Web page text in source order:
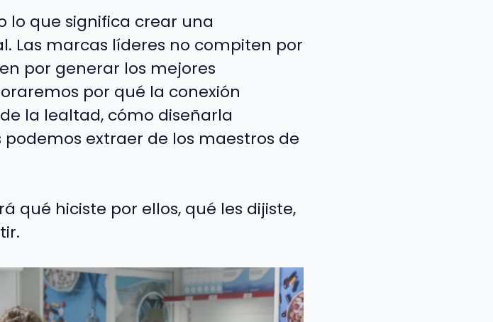
lo que significa crear una
Las marcas líderes no compiten por
por generar los mejores
por qué la conexión
la lealtad, cómo diseñarla
extraer de los maestros de
qué hiciste por ellos, qué les dijiste,